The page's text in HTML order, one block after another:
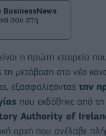
BusinessNews
σου στη
η πρώτη εταιρεία
τη μετάβαση στο νέο
εξασφαλίζοντας την
που εκδόθηκε από
Authority of
αρχή που ανέλαβε